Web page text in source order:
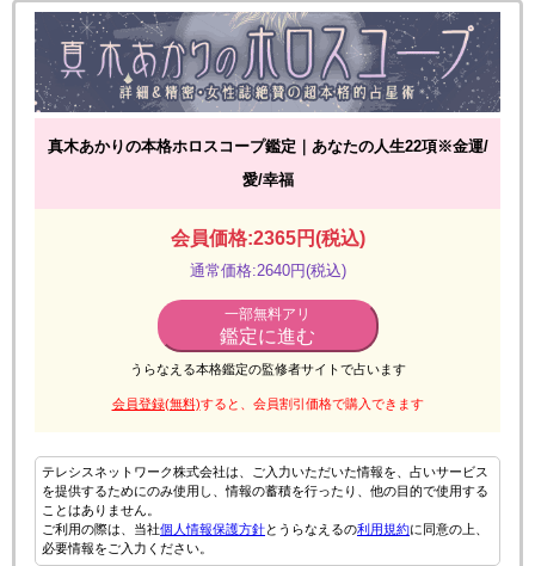
真木あかりの本格ホロスコープ鑑定｜あなたの人生22項※金運/
愛/幸福
会員価格:2365円(税込)
通常価格:2640円(税込)
一部無料アリ
鑑定に進む
うらなえる本格鑑定の監修者サイトで占います
会員登録(無料)すると、会員割引価格で購入できます
テレシスネットワーク株式会社は、ご入力いただいた情報を、占いサービス
を提供するためにのみ使用し、情報の蓄積を行ったり、他の目的で使用する
ことはありません。
ご利用の際は、当社個人情報保護方針とうらなえるの利用規約に同意の上、
必要情報をご入力ください。